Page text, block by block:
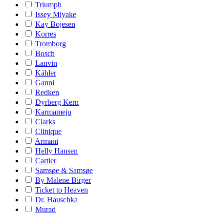
Triumph
Issey Miyake
Kay Bojesen
Korres
Tromborg
Bosch
Lanvin
Kähler
Ganni
Redken
Dyrberg Kern
Karmameju
Clarks
Clinique
Armani
Helly Hansen
Cartier
Samsøe & Samsøe
By Malene Birger
Ticket to Heaven
Dr. Hauschka
Murad